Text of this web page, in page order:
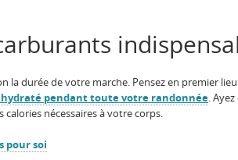
la durée de votre marche. Pensez en premier
pendant toute votre randonnée.
calories nécessaires à votre corps.
pour soi